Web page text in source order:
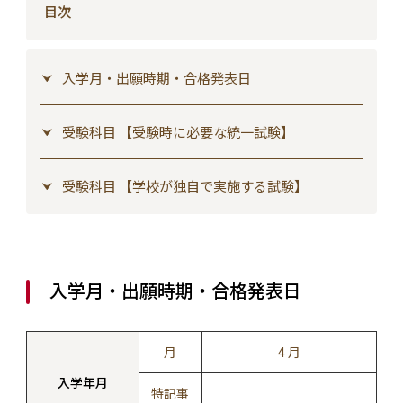
目次
入学月・出願時期・合格発表日
受験科目 【受験時に必要な統一試験】
受験科目 【学校が独自で実施する試験】
入学月・出願時期・合格発表日
入学年月
月 4 月
特記事